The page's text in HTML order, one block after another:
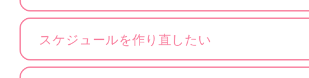
スケジュールを作り直したい